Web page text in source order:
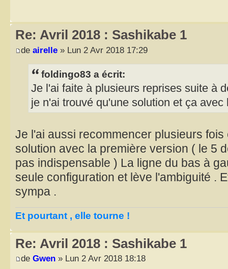
Re: Avril 2018 : Sashikabe 1
de airelle » Lun 2 Avr 2018 17:29
foldingo83 a écrit:
Je l'ai faite à plusieurs reprises suite à
je n'ai trouvé qu'une solution et ça
Je l'ai aussi recommencer plusieurs
solution avec la première version ( le 5
pas indispensable ) La ligne du bas à
seule configuration et lève l'ambiguité .
sympa .
Et pourtant , elle tourne !
Re: Avril 2018 : Sashikabe 1
de Gwen » Lun 2 Avr 2018 18:18